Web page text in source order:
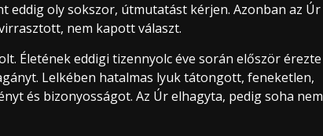
eddig oly sokszor, útmutatást kérjen. Azonban az Úr
nem kapott választ.
Életének eddigi tizennyolc éve során először érezte
Lelkében hatalmas lyuk tátongott, feneketlen,
és bizonyosságot. Az Úr elhagyta, pedig soha nem